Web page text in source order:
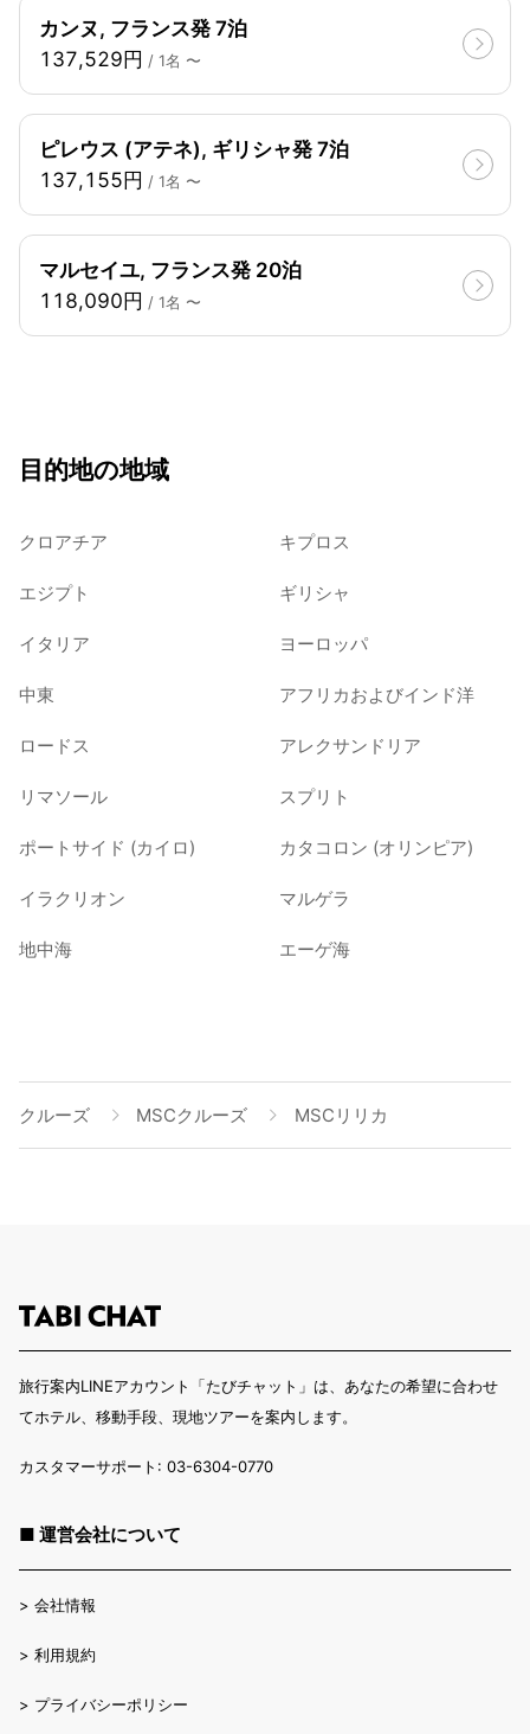
カンヌ, フランス発 7泊
137,529円 / 1名 〜
ピレウス (アテネ), ギリシャ発 7泊
137,155円 / 1名 〜
マルセイユ, フランス発 20泊
118,090円 / 1名 〜
目的地の地域
クロアチア キプロス
エジプト ギリシャ
イタリア ヨーロッパ
中東 アフリカおよびインド洋
ロードス アレクサンドリア
リマソール スプリト
ポートサイド (カイロ) カタコロン (オリンピア)
イラクリオン マルゲラ
地中海 エーゲ海
クルーズ MSCクルーズ MSCリリカ
旅行案内LINEアカウント「たびチャット」は、あなたの希望に合わせ
てホテル、移動手段、現地ツアーを案内します。
カスタマーサポート: 03-6304-0770
■ 運営会社について
> 会社情報
> 利用規約
> プライバシーポリシー